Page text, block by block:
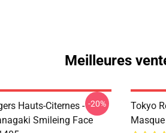
Meilleures
Hauts-Citernes -
Smileing Face
-20%
Tokyo